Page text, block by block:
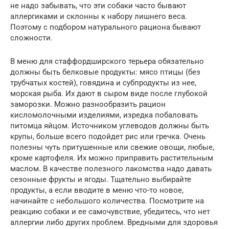
не надо забывать, что эти собаки часто бывают
аллергиками и склонны к набору лишнего веса.
Поэтому с подбором натурального рациона бывают
сложности.
В меню для стаффордширского терьера обязательно
должны быть белковые продукты: мясо птицы (без
трубчатых костей), говядина и субпродукты из нее,
морская рыба. Их дают в сыром виде после глубокой
заморозки. Можно разнообразить рацион
кисломолочными изделиями, изредка побаловать
питомца яйцом. Источником углеводов должны быть
крупы, больше всего подойдет рис или гречка. Очень
полезны чуть притушенные или свежие овощи, любые,
кроме картофеля. Их можно приправить растительным
маслом. В качестве полезного лакомства надо давать
сезонные фрукты и ягоды. Тщательно выбирайте
продукты, а если вводите в меню что-то новое,
начинайте с небольшого количества. Посмотрите на
реакцию собаки и ее самочувствие, убедитесь, что нет
аллергии либо других проблем. Вредными для здоровья